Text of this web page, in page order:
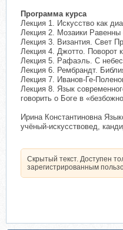
Программа курса
Лекция 1. Искусство как
Лекция 2. Мозаики Равенны
Лекция 3. Византия. Свет
Лекция 4. Джотто. Поворот
Лекция 5. Рафаэль. С
Лекция 6. Рембрандт.
Лекция 7. Иванов-Ге-
Лекция 8. Язык
говорить о Боге в
Ирина Константиновна
учёный-искусствовед,
Скрытый текст. Доступен
зарегистрированным